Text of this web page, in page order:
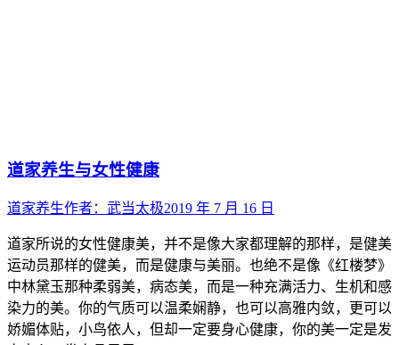
道家养生与女性健康
道家养生作者： 武当太极2019 年 7 月 16 日
道家所说的女性健康美，并不是像大家都理解的那样，是健美
运动员那样的健美，而是健康与美丽。也绝不是像《红楼梦》
中林黛玉那种柔弱美，病态美，而是一种充满活力、生机和感
染力的美。你的气质可以温柔娴静，也可以高雅内敛，更可以
娇媚体贴，小鸟依人，但却一定要身心健康，你的美一定是发